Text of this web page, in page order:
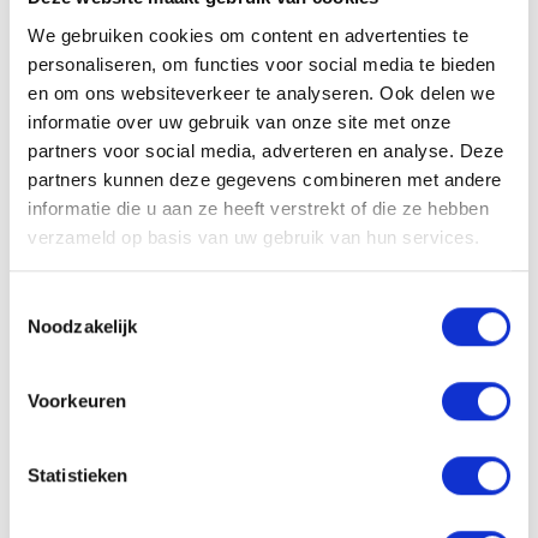
We gebruiken cookies om content en advertenties te
personaliseren, om functies voor social media te bieden
en om ons websiteverkeer te analyseren. Ook delen we
informatie over uw gebruik van onze site met onze
partners voor social media, adverteren en analyse. Deze
partners kunnen deze gegevens combineren met andere
informatie die u aan ze heeft verstrekt of die ze hebben
verzameld op basis van uw gebruik van hun services.
Noodzakelijk
Voorkeuren
Statistieken
Ingrediënten
Aqua (Water, Eau), Sodium C14-16 Olefin Sulfonate, Cocamidopropyl
Betaine, Sodium Chloride, Panthenol, Citric Acid, PEG-40
Hydrogenated Castor Oil, Sodium Benzoate, PEG-55 Propylene
Glycol Oleate, Propylene Glycol, Daucus Carota Sativa (Carrot) Root
Extract, Cinnamomum Zeylanicum Bark Extract, Phoenix Dactylifera
(Date) Fruit Extract, Linalool, Limonene, Parfum (Fragrance).*
*Ingrediënten en verpakking kunnen wijzigen. Raadpleeg steeds de
pH-waarde
Aan verlanglijst toevoegen